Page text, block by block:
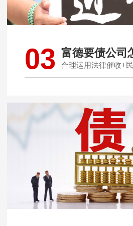
03 富德要债公司
合理运用法律催收+